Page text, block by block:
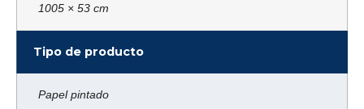
1005 × 53 cm
Tipo de producto
Papel pintado